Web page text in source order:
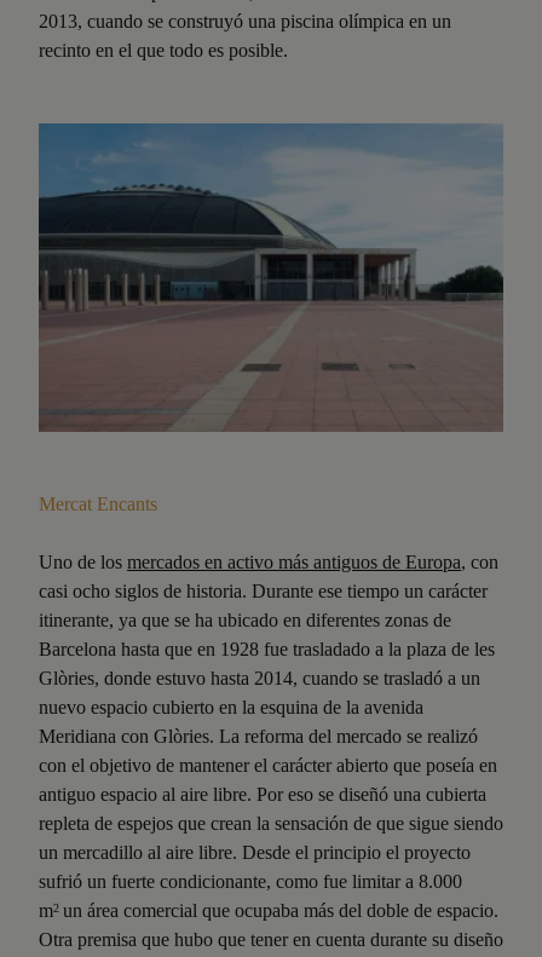
2013, cuando se construyó una piscina olímpica en un
recinto en el que todo es posible.
Mercat Encants
Uno de los mercados en activo más antiguos de Europa, con
casi ocho siglos de historia. Durante ese tiempo un carácter
itinerante, ya que se ha ubicado en diferentes zonas de
Barcelona hasta que en 1928 fue trasladado a la plaza de les
Glòries, donde estuvo hasta 2014, cuando se trasladó a un
nuevo espacio cubierto en la esquina de la avenida
Meridiana con Glòries. La reforma del mercado se realizó
con el objetivo de mantener el carácter abierto que poseía en
antiguo espacio al aire libre. Por eso se diseñó una cubierta
repleta de espejos que crean la sensación de que sigue siendo
un mercadillo al aire libre. Desde el principio el proyecto
sufrió un fuerte condicionante, como fue limitar a 8.000
m2 un área comercial que ocupaba más del doble de espacio.
Otra premisa que hubo que tener en cuenta durante su diseño